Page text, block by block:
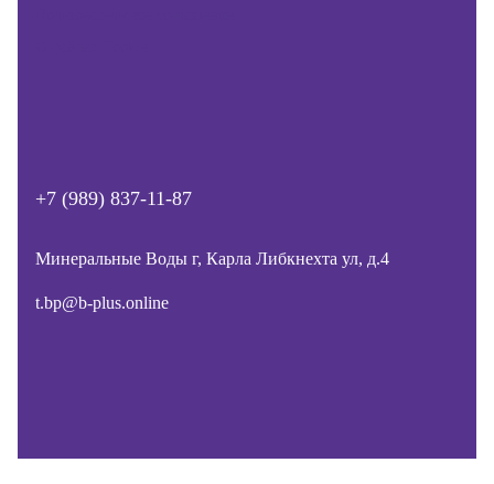
+7 (989) 837-11-87
Минеральные Воды г, Карла Либкнехта ул, д.4
t.bp@b-plus.online